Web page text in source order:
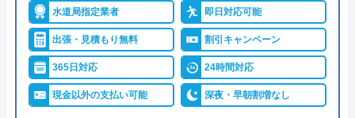
い合わせ受付をしてくれるので、すぐに相談ができ
水トラブルの不安もすぐに解消できます。
調整作業のみであれば8,800円～と明朗会計。問い合
わせから見積もりまですべて無料でできるので、ま
水道局指定業者 即日対応可能
出張・見積もり無料 割引キャンペーン
365日対応 24時間対応
現金以外の支払い可能 深夜・早朝割増なし